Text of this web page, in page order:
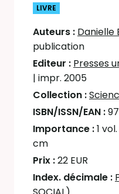
LIVRE
Auteurs : Danielle
publication
Editeur : Presses
| impr. 2005
Collection :
ISBN/ISSN/EAN :
Importance :1
cm
Prix :22 EUR
Index. décimale :